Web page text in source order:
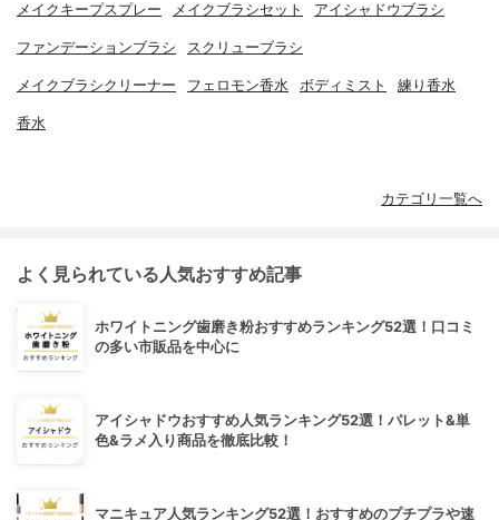
メイクキープスプレー メイクブラシセット アイシャドウブラシ
ファンデーションブラシ スクリューブラシ
メイクブラシクリーナー フェロモン香水 ボディミスト 練り香水
香水
カテゴリ一覧へ
よく見られている人気おすすめ記事
ホワイトニング歯磨き粉おすすめランキング52選！口コミ
の多い市販品を中心に
アイシャドウおすすめ人気ランキング52選！パレット&単
色&ラメ入り商品を徹底比較！
マニキュア人気ランキング52選！おすすめのプチプラや速